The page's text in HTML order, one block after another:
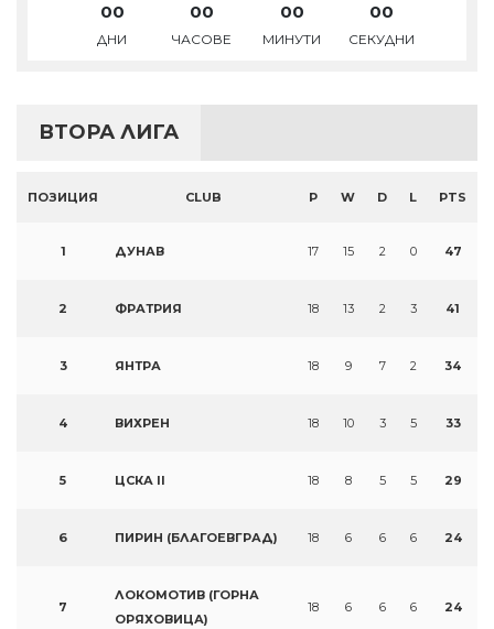
00
ДНИ
00
ЧАСОВЕ
00
МИНУТИ
00
СЕКУДНИ
ВТОРА ЛИГА
ПОЗИЦИЯ CLUB P W D L PTS
1 ДУНАВ 17 15 2 0 47
2 ФРАТРИЯ 18 13 2 3 41
3 ЯНТРА 18 9 7 2 34
4 ВИХРЕН 18 10 3 5 33
5 ЦСКА II 18 8 5 5 29
6 ПИРИН (БЛАГОЕВГРАД) 18 6 6 6 24
7
ЛОКОМОТИВ (ГОРНА
ОРЯХОВИЦА)
18 6 6 6 24